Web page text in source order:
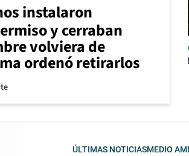
instalaron
y cerraban
volviera de
ordenó retirarlos
ÚLTIMAS NOTICIASMEDIO